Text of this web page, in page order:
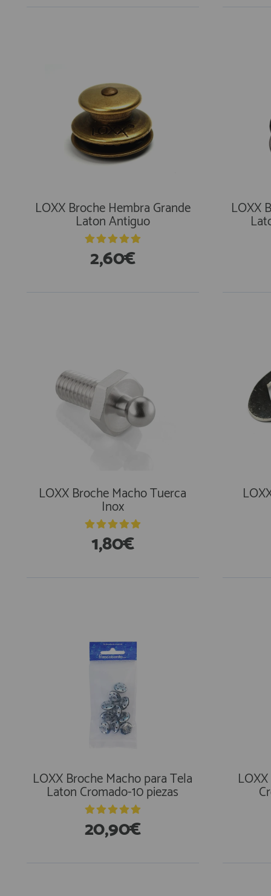
LOXX Broche Hembra Grande
Laton Antiguo
2,60€
LOXX
LOXX Broche Macho Tuerca
Inox
1,80€
LOXX Broche Macho para Tela
Laton Cromado-10 piezas
20,90€